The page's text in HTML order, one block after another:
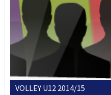
VOLLEY U12 2014/15